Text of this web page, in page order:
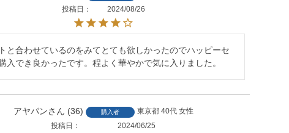
投稿日
2024/08/26
と合わせているのをみてとても欲しかったのでハッピーセ
入でき良かったです。程よく華やかで気に入りました。
アヤパン 36 購入者 東京都 40代 女性
投稿日
2024/06/25